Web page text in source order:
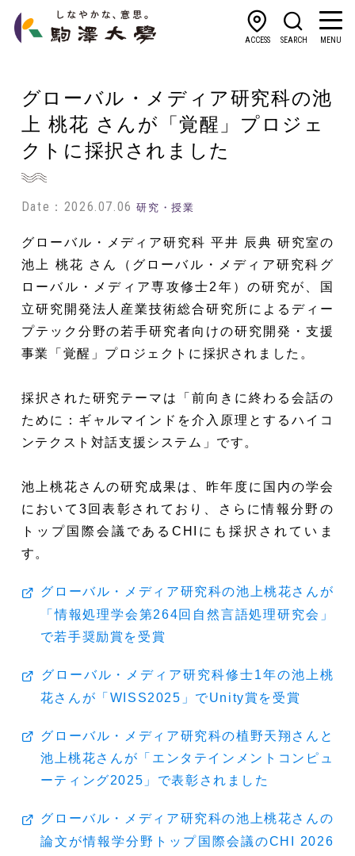
ACCESS SEARCH MENU
グローバル・メディア研究科の池
上 桃花 さんが「覚醒」プロジェ
クトに採択されました
Date：2026.07.06 研究・授業
グローバル・メディア研究科 平井 辰典 研究室の
池上 桃花 さん（グローバル・メディア研究科グ
ローバル・メディア専攻修士2年）の研究が、国
立研究開発法人産業技術総合研究所によるディー
プテック分野の若手研究者向けの研究開発・支援
事業「覚醒」プロジェクトに採択されました。
採択された研究テーマは「前向きに終わる会話の
ために：ギャルマインドを介入原理とするハイコ
ンテクスト対話支援システム」です。
池上桃花さんの研究成果は、昨年度に国内の学会
において3回表彰されており、さらに情報分野の
トップ国際会議であるCHIにも採択されていま
す。
グローバル・メディア研究科の池上桃花さんが
「情報処理学会第264回自然言語処理研究会」
で若手奨励賞を受賞
グローバル・メディア研究科修士1年の池上桃
花さんが「WISS2025」でUnity賞を受賞
グローバル・メディア研究科の植野天翔さんと
池上桃花さんが「エンタテインメントコンピュ
ーティング2025」で表彰されました
グローバル・メディア研究科の池上桃花さんの
論文が情報学分野トップ国際会議のCHI 2026